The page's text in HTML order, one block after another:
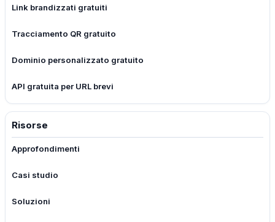
Link brandizzati gratuiti
Tracciamento QR gratuito
Dominio personalizzato gratuito
API gratuita per URL brevi
Risorse
Approfondimenti
Casi studio
Soluzioni